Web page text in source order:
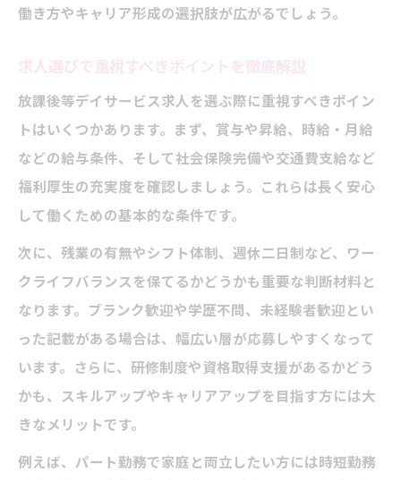
指導員にとっての福利厚生の重要性とは
ト
将来を見据えた求人選びの安心材料とは
放課後等デイサービス求人で叶う安定した
働き方
未経験から指導員を目指す方法とは
人の特徴
無資格から指導員を目指すポイントと注意
点
サポート体制の充実した求人の選び方
働き方やキャリア形成の選択肢が広がるでしょう。
求人選びで重視すべきポイントを徹底解説
放課後等デイサービス求人を選ぶ際に重視すべきポイン
トはいくつかあります。まず、賞与や昇給、時給・月給
などの給与条件、そして社会保険完備や交通費支給など
福利厚生の充実度を確認しましょう。これらは長く安心
して働くための基本的な条件です。
次に、残業の有無やシフト体制、週休二日制など、ワー
クライフバランスを保てるかどうかも重要な判断材料と
なります。ブランク歓迎や学歴不問、未経験者歓迎とい
った記載がある場合は、幅広い層が応募しやすくなって
います。さらに、研修制度や資格取得支援があるかどう
かも、スキルアップやキャリアアップを目指す方には大
きなメリットです。
例えば、パート勤務で家庭と両立したい方には時短勤務